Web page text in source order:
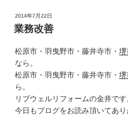
投
稿
日:
2014年7月22日
業務改善
松原市・羽曳野市・藤井寺市・ 堺
なら。
松原市・羽曳野市・藤井寺市・
ら。
リブウェルリフォームの金井です
今日もブログをお読み頂いてあり